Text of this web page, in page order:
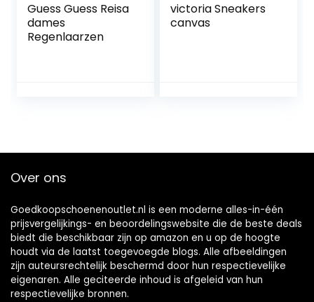
Guess Guess Reisa
dames
Regenlaarzen
victoria Sneakers
canvas
Over ons
Goedkoopschoenenoutlet.nl is een moderne alles-in-één
prijsvergelijkings- en beoordelingswebsite die de beste deals
biedt die beschikbaar zijn op amazon en u op de hoogte
houdt via de laatst toegevoegde blogs. Alle afbeeldingen
zijn auteursrechtelijk beschermd door hun respectievelijke
eigenaren. Alle geciteerde inhoud is afgeleid van hun
respectievelijke bronnen.